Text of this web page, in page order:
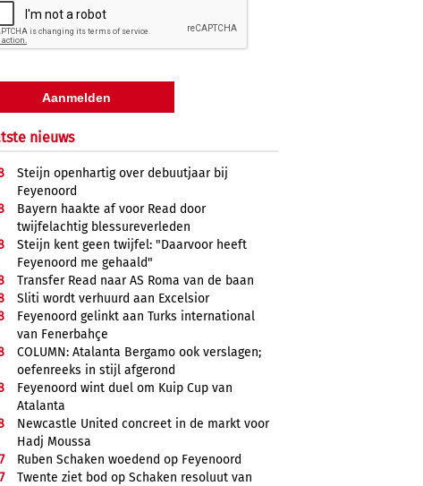
nieuws
Steijn openhartig over debuutjaar bij
Feyenoord
Bayern haakte af voor Read door
twijfelachtig blessureverleden
Steijn kent geen twijfel: "Daarvoor heeft
Feyenoord me gehaald"
Transfer Read naar AS Roma van de baan
Sliti wordt verhuurd aan Excelsior
Feyenoord gelinkt aan Turks international
van Fenerbahçe
COLUMN: Atalanta Bergamo ook verslagen;
oefenreeks in stijl afgerond
Feyenoord wint duel om Kuip Cup van
Atalanta
Newcastle United concreet in de markt voor
Hadj Moussa
7
Ruben Schaken woedend op Feyenoord
7
Twente ziet bod op Schaken resoluut van